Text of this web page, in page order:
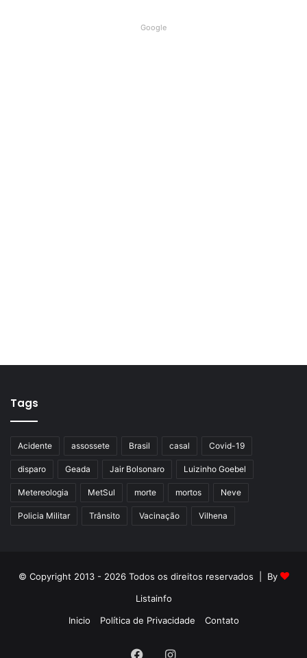
Google
Tags
Acidente assossete Brasil casal Covid-19
disparo Geada Jair Bolsonaro Luizinho Goebel
Metereologia MetSul morte mortos Neve
Policia Militar Trânsito Vacinação Vilhena
© Copyright 2013 - 2026 Todos os direitos reservados | By
Listainfo
Inicio
Política de Privacidade Contato
FacebookInstagram